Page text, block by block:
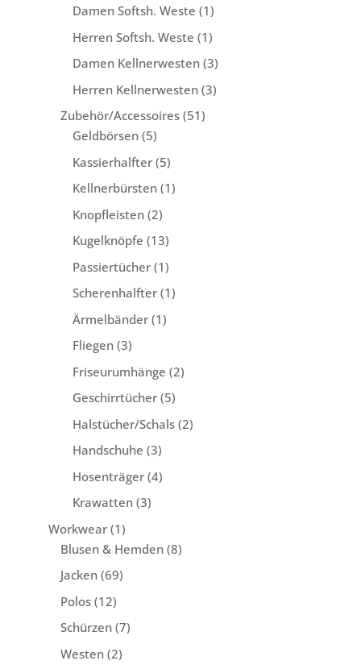
Produkte
Damen Softsh. Weste 11
Produkt
Herren Softsh. Weste 11
Produkt
Damen Kellnerwesten 33
Produkte
Herren Kellnerwesten 33
Zubehör/Accessoires 5151
Geldbörsen 55
Produkte
Kassierhalfter 55
Produkte
Kellnerbürsten 11
Knopfleisten 22
Produkte
Kugelknöpfe 1313
Produkte
Passiertücher 11
Produkt
Scherenhalfter 11
Ärmelbänder 11
Fliegen 33
Produkte
Friseurumhänge 22
Geschirrtücher 55
Produkte
Halstücher/Schals 22
Handschuhe 33
Produkte
Hosenträger 44
Krawatten 33
Workwear 11
Produkt
Blusen & Hemden 88
Jacken 6969
Polos 1212
Produkte
Schürzen 77
Westen 22